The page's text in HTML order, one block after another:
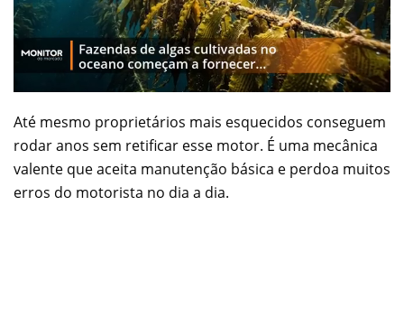
Até mesmo proprietários mais esquecidos conseguem
rodar anos sem retificar esse motor. É uma mecânica
valente que aceita manutenção básica e perdoa muitos
erros do motorista no dia a dia.